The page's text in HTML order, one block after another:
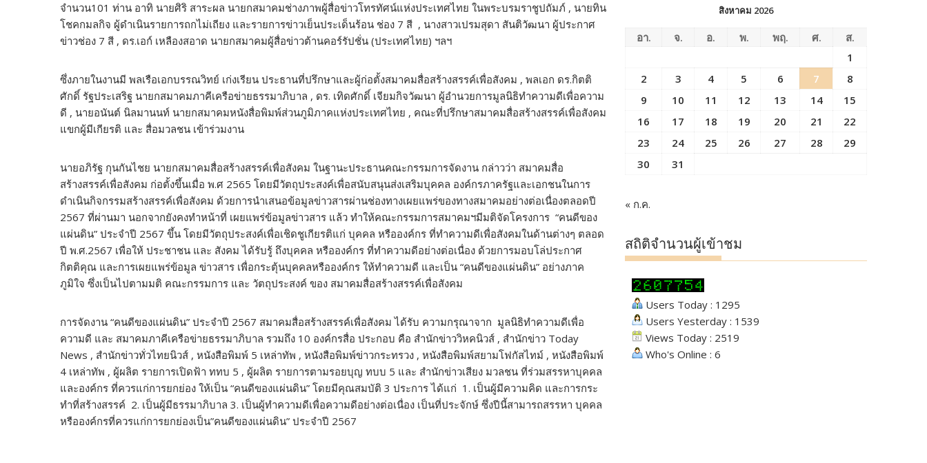
จำนวน101 ท่าน อาทิ นายศิริ สาระผล นายกสมาคมช่างภาพผู้สื่อข่าวโทรทัศน์แห่งประเทศไทย ในพระบรมราชูปถัมภ์ , นายทิน
โชคกมลกิจ ผู้ดำเนินรายการถกไม่เถียง และรายการข่าวเย็นประเด็นร้อน ช่อง 7 สี , นางสาวเปรมสุดา สันติวัฒนา ผู้ประกาศ
ข่าวช่อง 7 สี , ดร.เอก์ เหลืองสอาด นายกสมาคมผู้สื่อข่าวต้านคอร์รัปชั่น (ประเทศไทย) ฯลฯ
ซึ่งภายในงานมี พลเรือเอกบรรณวิทย์ เก่งเรียน ประธานที่ปรึกษาและผู้ก่อตั้งสมาคมสื่อสร้างสรรค์เพื่อสังคม , พลเอก ดร.กิตติ
ศักดิ์ รัฐประเสริฐ นายกสมาคมภาคีเครือข่ายธรรมาภิบาล , ดร. เทิดศักดิ์ เจียมกิจวัฒนา ผู้อำนวยการมูลนิธิทำความดีเพื่อความ
ดี , นายอนันต์ นิลมานนท์ นายกสมาคมหนังสื่อพิมพ์ส่วนภูมิภาคแห่งประเทศไทย , คณะที่ปรึกษาสมาคมสื่อสร้างสรรค์เพื่อสังคม
แขกผู้มีเกียรติ และ สื่อมวลชน เข้าร่วมงาน
นายอภิรัฐ กุนกันไชย นายกสมาคมสื่อสร้างสรรค์เพื่อสังคม ในฐานะประธานคณะกรรมการจัดงาน กล่าวว่า สมาคมสื่อ
สร้างสรรค์เพื่อสังคม ก่อตั้งขึ้นเมื่อ พ.ศ 2565 โดยมีวัตถุประสงค์เพื่อสนับสนุนส่งเสริมบุคคล องค์กรภาครัฐและเอกชนในการ
ดำเนินกิจกรรมสร้างสรรค์เพื่อสังคม ด้วยการนำเสนอข้อมูลข่าวสารผ่านช่องทางเผยแพร่ของทางสมาคมอย่างต่อเนื่องตลอดปี
2567 ที่ผ่านมา นอกจากยังคงทำหน้าที่ เผยแพร่ข้อมูลข่าวสาร แล้ว ทำให้คณะกรรมการสมาคมฯมีมติจัดโครงการ “คนดีของ
แผ่นดิน” ประจำปี 2567 ขึ้น โดยมีวัตถุประสงค์เพื่อเชิดชูเกียรติแก่ บุคคล หรือองค์กร ที่ทำความดีเพื่อสังคมในด้านต่างๆ ตลอด
ปี พ.ศ.2567 เพื่อให้ ประชาชน และ สังคม ได้รับรู้ ถึงบุคคล หรือองค์กร ที่ทำความดีอย่างต่อเนื่อง ด้วยการมอบโล่ประกาศ
กิตติคุณ และการเผยแพร่ข้อมูล ข่าวสาร เพื่อกระตุ้นบุคคลหรือองค์กร ให้ทำความดี และเป็น “คนดีของแผ่นดิน” อย่างภาค
ภูมิใจ ซึ่งเป็นไปตามมติ คณะกรรมการ และ วัตถุประสงค์ ของ สมาคมสื่อสร้างสรรค์เพื่อสังคม
การจัดงาน “คนดีของแผ่นดิน” ประจำปี 2567 สมาคมสื่อสร้างสรรค์เพื่อสังคม ได้รับ ความกรุณาจาก มูลนิธิทำความดีเพื่อ
ความดี และ สมาคมภาคีเครือข่ายธรรมาภิบาล รวมถึง 10 องค์กรสื่อ ประกอบ คือ สำนักข่าววิหคนิวส์ , สำนักข่าว Today
News , สำนักข่าวทั่วไทยนิวส์ , หนังสือพิมพ์ 5 เหล่าทัพ , หนังสือพิมพ์ข่าวกระทรวง , หนังสือพิมพ์สยามโฟกัสไทม์ , หนังสือพิมพ์
4 เหล่าทัพ , ผู้ผลิต รายการเปิดฟ้า ททบ 5 , ผู้ผลิต รายการตามรอยบุญ ทบบ 5 และ สำนักข่าวเสียง มวลชน ที่ร่วมสรรหาบุคคล
และองค์กร ที่ควรแก่การยกย่อง ให้เป็น “คนดีของแผ่นดิน” โดยมีคุณสมบัติ 3 ประการ ได้แก่ 1. เป็นผู้มีความคิด และการกระ
ทำที่สร้างสรรค์ 2. เป็นผู้มีธรรมาภิบาล 3. เป็นผู้ทำความดีเพื่อความดีอย่างต่อเนื่อง เป็นที่ประจักษ์ ซึ่งปีนี้สามารถสรรหา บุคคล
หรือองค์กรที่ควรแก่การยกย่องเป็น”คนดีของแผ่นดิน” ประจำปี 2567
สิงหาคม 2026
อา. จ. อ. พ. พฤ. ศ.
ส.
1
2
3 4 5 6 7
8
9
10 11 12 13 14
15
16
17 18 19 20 21
22
23
24 25 26 27 28
29
30
31
« ก.ค.
สถิติจำนวนผู้เข้าชม
Users Today : 1295
Users Yesterday : 1539
Views Today : 2519
Who's Online : 6